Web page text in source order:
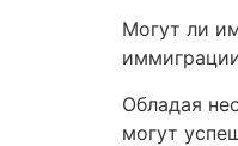
Могут ли
Обладая
могут